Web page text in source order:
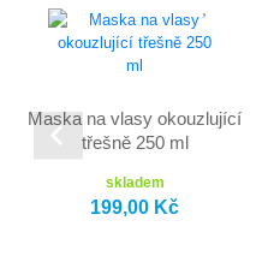
Maska na vlasy okouzlující
třešně 250 ml
skladem
199,00 Kč